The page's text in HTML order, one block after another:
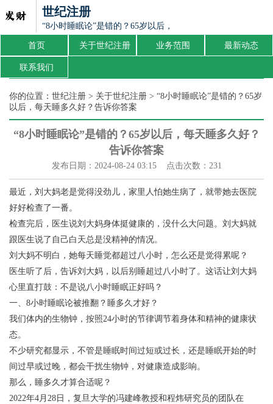
世纪注册
“8小时睡眠论”是错的？65岁以后，每天睡多久好？告诉你答
首页 关于世纪注册 业务范围 最新动态
联系我们
你的位置： 世纪注册 > 关于世纪注册 > “8小时睡眠论”是错的？65岁
以后，每天睡多久好？告诉你答案
“8小时睡眠论”是错的？65岁以后，每天睡多久好？
告诉你答案
发布日期：2024-08-24 03:15 点击次数：231
最近，刘大妈老是觉得没劲儿，家里人怕她生病了，就带她去医院
好好检查了一番。
检查完后，医生说刘大妈身体挺健康的，没什么大问题。刘大妈就
跟医生说了自己白天总是没精神的情况。
刘大妈不明白，她每天睡觉都超过八小时，怎么还是觉得累呢？
医生听了后，告诉刘大妈，以后别睡超过八小时了。这话让刘大妈
心里直打鼓：不是说八小时睡眠正好吗？
一、8小时睡眠论被推翻？睡多久才好？
我们体内的生物钟，按照24小时的节律调节着身体和精神的健康状
态。
不少研究都显示，不管是睡眠时间过短或过长，还是睡眠开始的时
间过早或过晚，都会干扰生物钟，对健康造成影响。
那么，睡多久才算合适呢？
2022年4月28日，复旦大学的冯建峰教授和程炜研究员的团队在